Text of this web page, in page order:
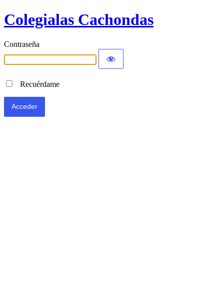
Colegialas Cachondas
Contraseña
Recuérdame